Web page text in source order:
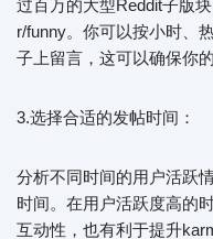
过百万的大型Reddit子版
r/funny。你可以按小时、
子上留言，这可以确保你
3.选择合适的发帖时间：
分析不同时间的用户活跃
时间。在用户活跃度高的
互动性，也有利于提升